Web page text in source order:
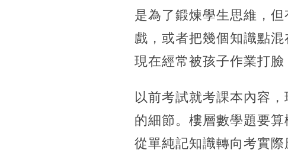
是為了鍛煉學生思維，
戲，或者把幾個知識點
現在經常被孩子作業打臉
以前考試就考課本內容
的細節。樓層數學題要
從單純記知識轉向考實